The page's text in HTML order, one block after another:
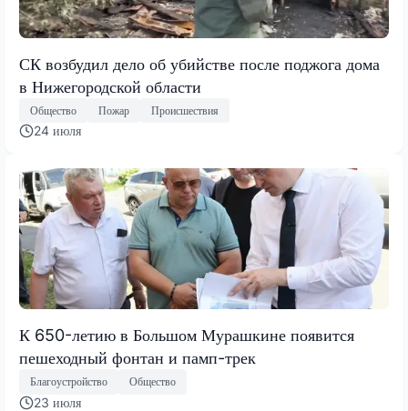
СК возбудил дело об убийстве после поджога дома
в Нижегородской области
Общество Пожар Происшествия
24 июля
К 650-летию в Большом Мурашкине появится
пешеходный фонтан и памп-трек
Благоустройство Общество
23 июля